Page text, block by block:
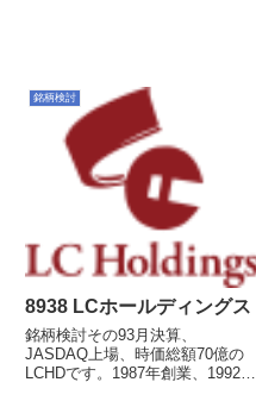
銘柄検討
8938 LCホールディングス
銘柄検討その93月決算、
JASDAQ上場、時価総額70億の
LCHDです。1987年創業、1992年